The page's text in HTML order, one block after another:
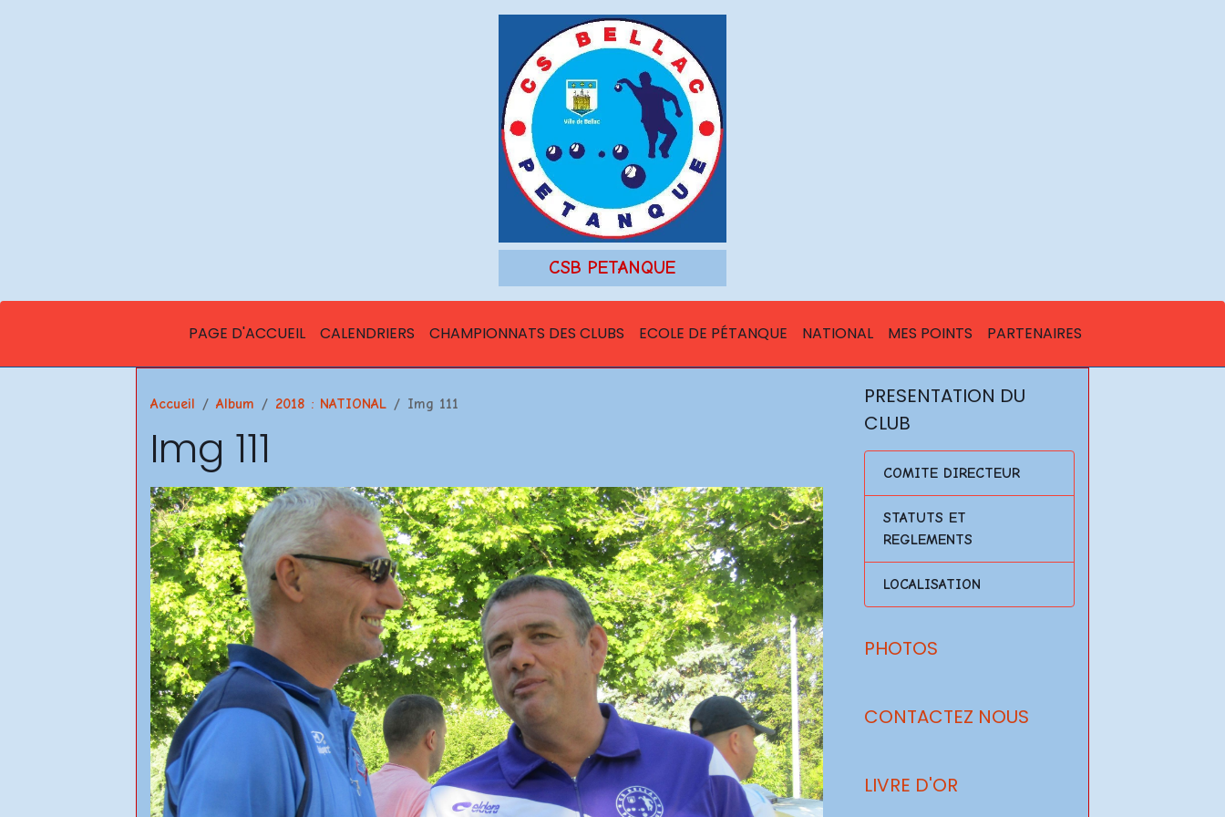
CSB PETANQUE
PAGE D'ACCUEIL CALENDRIERS CHAMPIONNATS DES CLUBS ECOLE DE PÉTANQUE NATIONAL MES POINTS PARTENAIRES
Accueil Album 2018 : NATIONAL Img 111
Img 111
PRESENTATION DU
CLUB
COMITE DIRECTEUR
STATUTS ET
REGLEMENTS
LOCALISATION
PHOTOS
CONTACTEZ NOUS
LIVRE D'OR